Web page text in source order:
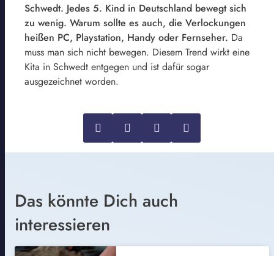
Schwedt. Jedes 5. Kind in Deutschland bewegt sich
zu wenig. Warum sollte es auch, die Verlockungen
heißen PC, Playstation, Handy oder Fernseher. Da
muss man sich nicht bewegen. Diesem Trend wirkt eine
Kita in Schwedt entgegen und ist dafür sogar
ausgezeichnet worden.
Das könnte Dich auch
interessieren